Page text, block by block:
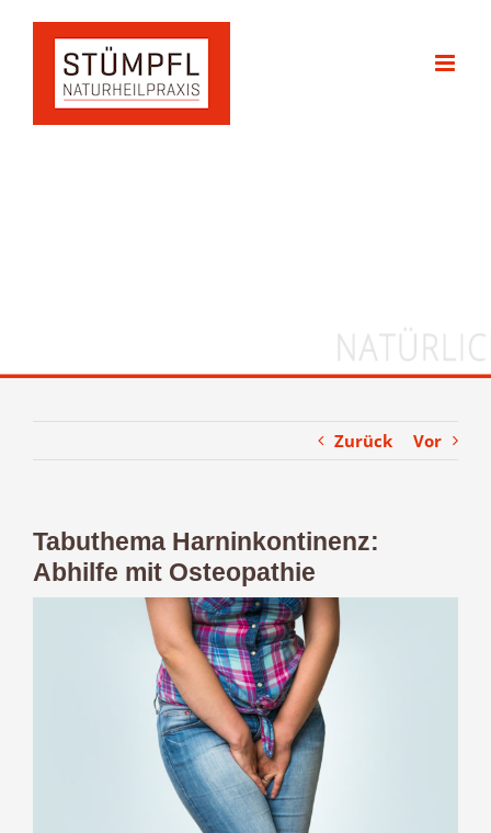
springen
Zurück Vor
Tabuthema Harninkontinenz:
Abhilfe mit Osteopathie